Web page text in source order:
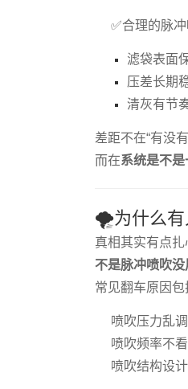
✅合理的脉冲
滤袋表面
压差长期
清灰有节
差距不在“有没有
而在系统是不
🌪️为什么有
真相其实有点扎
不是脉冲喷吹没
常见翻车原因包
喷吹压力乱
喷吹频率不
喷吹结构设